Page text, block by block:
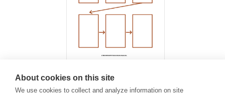
¿Cómo hacer?
About cookies on this site
We use cookies to collect and analyze information on site